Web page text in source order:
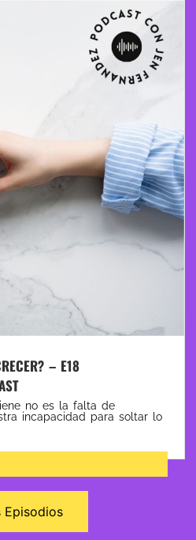
– E18
no es la falta de
incapacidad para soltar lo
Episodios